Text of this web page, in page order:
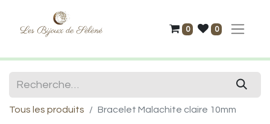
0 0
Tous les produits Bracelet Malachite claire 10mm